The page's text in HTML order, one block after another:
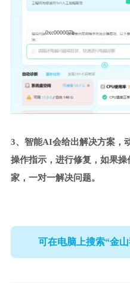
0xc000007b
3、智能AI会给出解决方案，
操作指示，进行修复，如果
家，一对一解决问题。
可在电脑上搜索“金